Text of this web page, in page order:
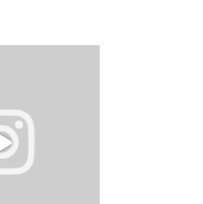
...
0